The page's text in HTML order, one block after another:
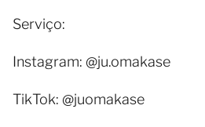
Serviço:
Instagram: @ju.omakase
TikTok: @juomakase